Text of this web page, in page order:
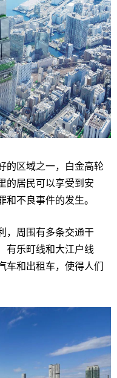
的区域之一，白金高轮
的居民可以享受到安
不良事件的发生。
，周围有多条交通干
有乐町线和大江户线
车和出租车，使得人们